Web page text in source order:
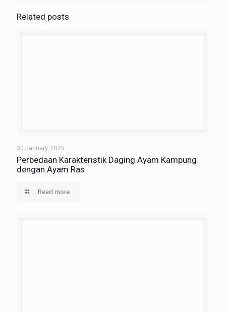
Related posts
30 January, 2025
Perbedaan Karakteristik Daging Ayam Kampung
dengan Ayam Ras
Read more